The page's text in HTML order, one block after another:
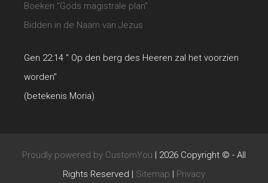
Boeken “Gods magistrale plan”
Bidden in de Naam van Jezus
Gen 22:14 " Op den berg des Heeren zal het voorzien
worden"
(betekenis Moria)
Proudly powered by CustomYou | 2026 Copyright © - All
Rights Reserved | Sitemap | Privacy